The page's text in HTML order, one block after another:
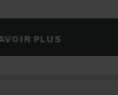
EN SAVOIR